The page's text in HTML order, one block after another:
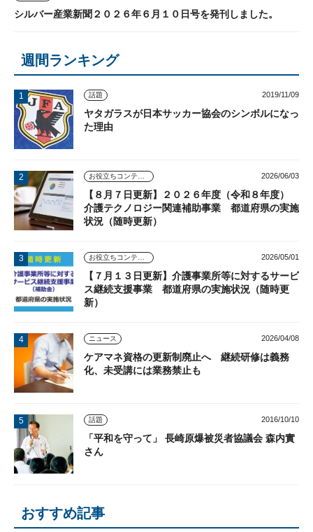
シルバー産業新聞２０２６年６月１０日号を発刊しました。
週間ランキング
話題 2019/11/09
ヤタガラスが日本サッカー協会のシンボルになっ
た理由
2026/06/03
【８月７日更新】２０２６年度（令和８年度）
介護テクノロジー関連補助事業 都道府県の実施
状況（随時更新）
2026/05/01
【７月１３日更新】介護事業所等に対するサービ
ス継続支援事業 都道府県の実施状況（随時更
新）
ニュース 2026/04/08
ケアマネ資格の更新制廃止へ 継続研修は義務
化、未受講には業務禁止も
話題 2016/10/10
「平和を守って」 長崎原爆被災者協議会 森内實
さん
おすすめ記事